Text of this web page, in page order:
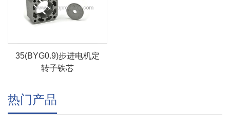
35(BYG0.9)步进电机定
转子铁芯
热门产品